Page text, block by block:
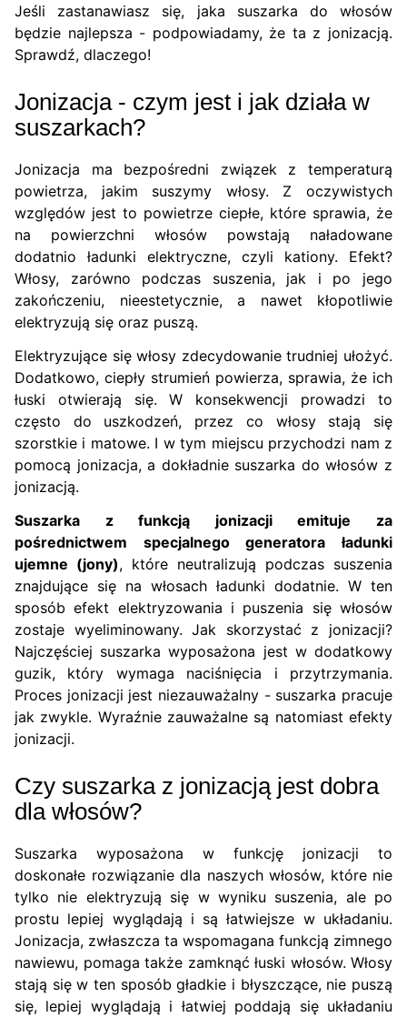
Jeśli zastanawiasz się, jaka suszarka do włosów
będzie najlepsza - podpowiadamy, że ta z jonizacją.
Sprawdź, dlaczego!
Jonizacja - czym jest i jak działa w
suszarkach?
Jonizacja ma bezpośredni związek z temperaturą
powietrza, jakim suszymy włosy. Z oczywistych
względów jest to powietrze ciepłe, które sprawia, że
na powierzchni włosów powstają naładowane
dodatnio ładunki elektryczne, czyli kationy. Efekt?
Włosy, zarówno podczas suszenia, jak i po jego
zakończeniu, nieestetycznie, a nawet kłopotliwie
elektryzują się oraz puszą.
Elektryzujące się włosy zdecydowanie trudniej ułożyć.
Dodatkowo, ciepły strumień powierza, sprawia, że ich
łuski otwierają się. W konsekwencji prowadzi to
często do uszkodzeń, przez co włosy stają się
szorstkie i matowe. I w tym miejscu przychodzi nam z
pomocą jonizacja, a dokładnie suszarka do włosów z
jonizacją.
Suszarka z funkcją jonizacji emituje za
pośrednictwem specjalnego generatora ładunki
ujemne (jony), które neutralizują podczas suszenia
znajdujące się na włosach ładunki dodatnie. W ten
sposób efekt elektryzowania i puszenia się włosów
zostaje wyeliminowany. Jak skorzystać z jonizacji?
Najczęściej suszarka wyposażona jest w dodatkowy
guzik, który wymaga naciśnięcia i przytrzymania.
Proces jonizacji jest niezauważalny - suszarka pracuje
jak zwykle. Wyraźnie zauważalne są natomiast efekty
jonizacji.
Czy suszarka z jonizacją jest dobra
dla włosów?
Suszarka wyposażona w funkcję jonizacji to
doskonałe rozwiązanie dla naszych włosów, które nie
tylko nie elektryzują się w wyniku suszenia, ale po
prostu lepiej wyglądają i są łatwiejsze w układaniu.
Jonizacja, zwłaszcza ta wspomagana funkcją zimnego
nawiewu, pomaga także zamknąć łuski włosów. Włosy
stają się w ten sposób gładkie i błyszczące, nie puszą
się, lepiej wyglądają i łatwiej poddają się układaniu